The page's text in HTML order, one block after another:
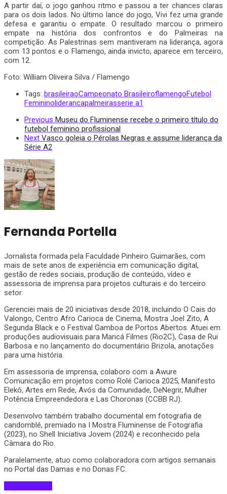
A partir daí, o jogo ganhou ritmo e passou a ter chances claras
para os dois lados. No último lance do jogo, Vivi fez uma grande
defesa e garantiu o empate. O resultado marcou o primeiro
empate na história dos confrontos e do Palmeiras na
competição. As Palestrinas sem mantiveram na liderança, agora
com 13 pontos e o Flamengo, ainda invicto, aparece em terceiro,
com 12.
Foto: William Oliveira Silva / Flamengo
Tags: brasileiraoCampeonato BrasileiroflamengoFutebol
Femininoliderancapalmeirasserie a1
Previous Museu do Fluminense recebe o primeiro título do
futebol feminino profissional
Next Vasco goleia o Pérolas Negras e assume liderança da
Série A2
Fernanda Portella
Jornalista formada pela Faculdade Pinheiro Guimarães, com
mais de sete anos de experiência em comunicação digital,
gestão de redes sociais, produção de conteúdo, vídeo e
assessoria de imprensa para projetos culturais e do terceiro
setor.
Gerenciei mais de 20 iniciativas desde 2018, incluindo O Cais do
Valongo, Centro Afro Carioca de Cinema, Mostra Joel Zito, A
Segunda Black e o Festival Gamboa de Portos Abertos. Atuei em
produções audiovisuais para Maricá Filmes (Rio2C), Casa de Rui
Barbosa e no lançamento do documentário Brizola, anotações
para uma história.
Em assessoria de imprensa, colaboro com a Awure
Comunicação em projetos como Rolé Carioca 2025, Manifesto
Elekô, Artes em Rede, Avós da Comunidade, DeNegrir, Mulher
Potência Empreendedora e Las Choronas (CCBB RJ).
Desenvolvo também trabalho documental em fotografia de
candomblé, premiado na I Mostra Fluminense de Fotografia
(2023), no Shell Iniciativa Jovem (2024) e reconhecido pela
Câmara do Rio.
Paralelamente, atuo como colaboradora com artigos semanais
no Portal das Damas e no Donas FC.